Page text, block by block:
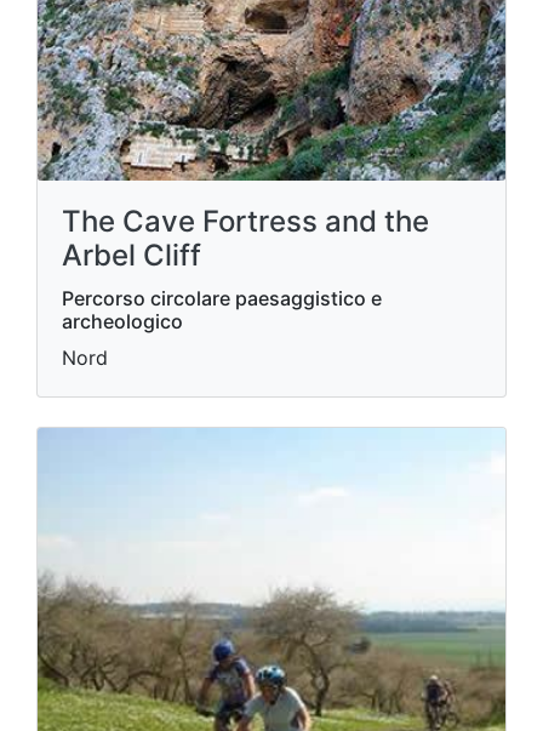
The Cave Fortress and the
Arbel Cliff
Percorso circolare paesaggistico e
archeologico
Nord